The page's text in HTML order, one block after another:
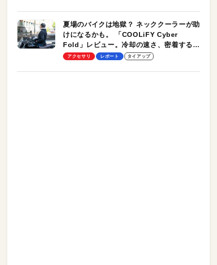
夏場のバイクは地獄？ ネッククーラーが助
けになるかも。 「COOLiFY Cyber
Fold」レビュー。冷却の速さ、密着する冷
却プレート、シンプルな操作性がグッド！
アクセサリ レポート タイアップ